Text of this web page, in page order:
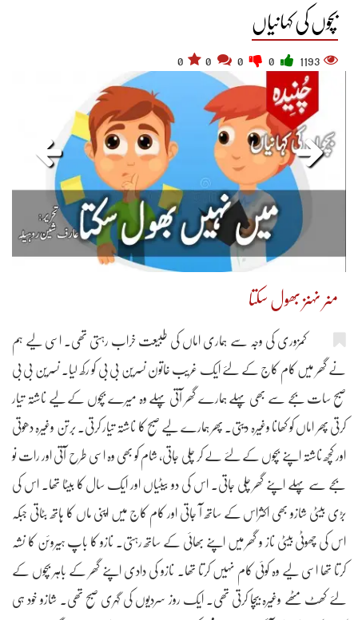
بچوں کی کہانیاں
1193
0
مںر نہںز بھول سکتا
کمزوری کی وجہ سے ہماری اماں کی طبیعت خراب رہتی تھی۔ اسی لیے ہم
نے گھر میں کام کاج کے لئے ایک غریب خاتون نسرین بی بی کو رکھ لیا۔ نسرین بی بی
صبح سات بجے سے بھی پہلے ہمارے گھر آتی پہلے وہ میرے بچوں کے لیے ناشتہ تیار
کرتی پھر اماں کو کھانا وغیرہ دیتی۔ پھر ہمارے لیے صبح کا ناشتہ تیار کرتی۔ برتن وغیرہ دھوتی
اور کچھ ناشتہ اپنے بچوں کے لئے لے کر چلی جاتی، شام کو بھی وہ اسی طرح آتی اور رات نو
بجے سے پہلے اپنے گھر چلی جاتی۔ اس کی دو بیٹیاں اور ایک سال کا بیٹا تھا۔ اس کی
بڑی بیٹی شازو بھی اکثراس کے ساتھ آ جاتی اور کام کاج میں اپنی ماں کا ہاتھ بٹاتی جبکہ
اس کی چھوٹی بیٹی ناز و گھر میں اپنے بھائی کے ساتھ رہتی۔ نازو کا باپ ہیروئن کا نشہ
کرتا تھا اسی لیے وہ کوئی کام نہیں کرتا تھا۔ نازو کی دادی اپنے گھر کے باہر بچوں کے
لئے کھٹ مٹھے وغیرہ بیچا کرتی تھی۔ ایک روز سردیوں کی گہری صبح تھی۔ شازو خود ہی